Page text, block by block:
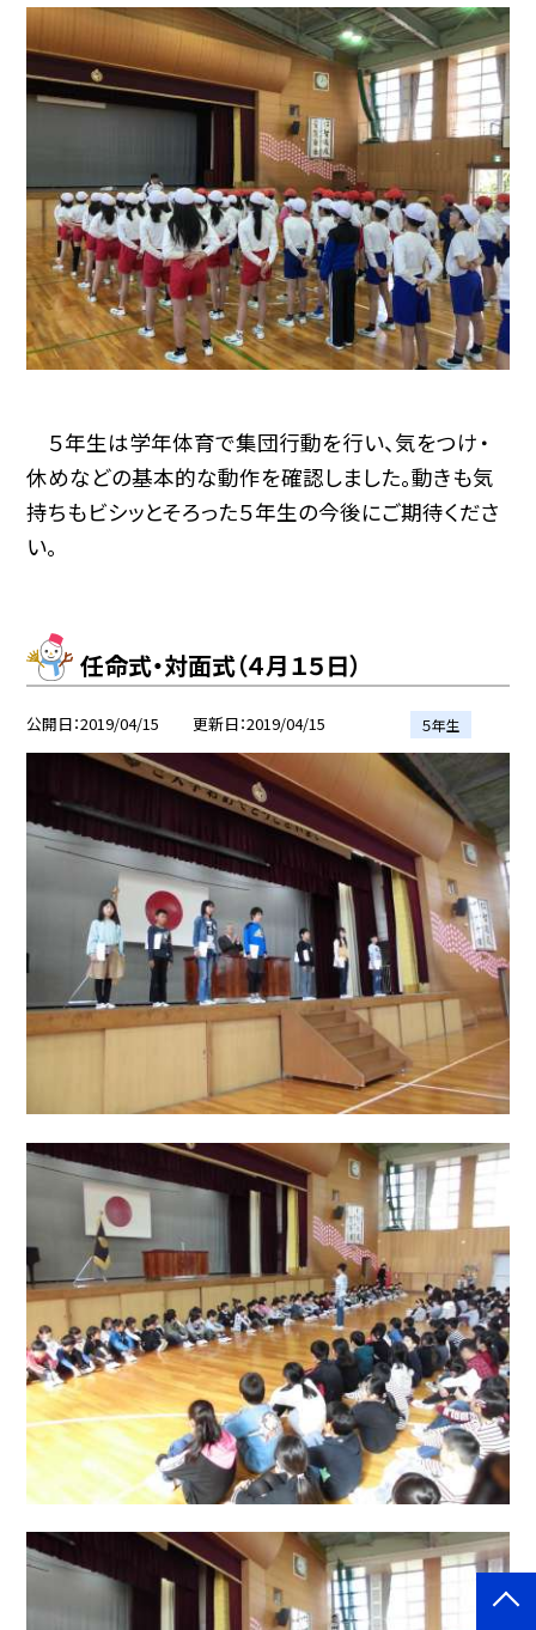
５年生は学年体育で集団行動を行い、気をつけ・
休めなどの基本的な動作を確認しました。動きも気
持ちもビシッとそろった５年生の今後にご期待くださ
い。
任命式・対面式（４月１５日）
公開日 2019/04/15 更新日 2019/04/15 ５年生